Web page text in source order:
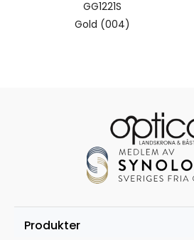
GG1221S
Gold (004)
Produkter